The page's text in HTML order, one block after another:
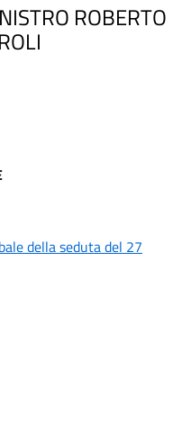
ROBERTO
della seduta del 27